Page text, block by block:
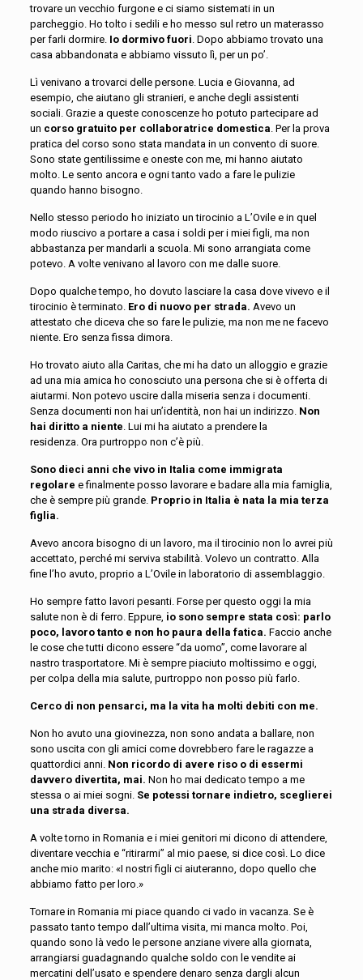
trovareun vecchio furgone e ci siamo sistemati in un
parcheggio. Ho tolto i sedili e ho messo sul retro un materasso
per farli dormire. Io dormivo fuori. Dopo abbiamo trovato una
casa abbandonata e abbiamo vissuto lì, per un po’.
Lì venivano a trovarci delle persone. Lucia e Giovanna, ad
esempio, che aiutano gli stranieri, e anche degli assistenti
sociali. Grazie a queste conoscenze ho potuto partecipare ad
un corso gratuito per collaboratrice domestica. Per la prova
pratica del corso sono stata mandata in un convento di suore.
Sono state gentilissime e oneste con me, mi hanno aiutato
molto. Le sento ancora e ogni tanto vado a fare le pulizie
quando hanno bisogno.
Nello stesso periodo ho iniziato un tirocinio a L’Ovile e in quel
modo riuscivo a portare a casa i soldi per i miei figli, ma non
abbastanza per mandarli a scuola. Mi sono arrangiata come
potevo. A volte venivano al lavoro con medalle suore.
Dopo qualche tempo, ho dovuto lasciare la casa dove vivevo e il
tirocinio è terminato. Ero di nuovo per strada. Avevo un
attestato che diceva che so fare le pulizie, ma non me ne facevo
niente. Ero senza fissa dimora.
Ho trovato aiuto al la Caritas, che mi ha dato un alloggio e grazie
ad una mia amica ho conosciuto una persona che si è offerta di
aiutarmi. Non potevo uscire dalla miseria senza i documenti.
Senza documenti non hai un’identità, non hai un indirizzo. Non
hai diritto a niente. Lui mi ha aiutato a prendere la
residenza. Ora purtroppo non c’è più.
Sono dieci anni che vivo in Italia come immigrata
regolare e finalmente posso lavorare e badare alla mia famiglia,
che è sempre più grande. Proprio in Italia è nata la mia terza
figlia.
Avevo ancora bisogno di un lavoro, ma il tirocinio non lo avrei più
accettato, perché mi serviva stabilità. Volevo un contratto. Alla
fine l’ho avuto, proprio a L’Ovile in laboratorio di assemblaggio.
Ho sempre fatto lavori pesanti. Forse per questo oggi la mia
salute non è di ferro. Eppure, io sono sempre stata così: parlo
poco, lavoro tanto e non ho paura della fatica. Faccio anche
le cose che tutti dicono essere “da uomo”, come lavorare al
nastro trasportatore. Mi è sempre piaciuto moltissimo e oggi,
per colpa della mia salute, purtroppo non posso più farlo.
Cerco di non pensarci, ma la vita ha molti debiti con me.
Non ho avuto una giovinezza, non sono andata a ballare, non
sono uscita con gli amici come dovrebbero fare le ragazze a
quattordici anni. Non ricordo di avere riso o di essermi
davvero divertita, mai. Non ho mai dedicato tempo a me
stessa o ai miei sogni. Se potessi tornare indietro, sceglierei
una strada diversa.
Avolte torno in Romania e i miei genitori mi dicono di attendere,
diventare vecchia e “ritirarmi” al mio paese, si dice così. Lo dice
anche mio marito: «I nostri figli ci aiuteranno, dopo quello che
abbiamo fatto per loro.»
Tornare in Romania mi piace quando ci vado in vacanza. Se è
passato tanto tempo dall’ultima visita, mi manca molto. Poi,
quando sono là vedo le persone anziane vivere alla giornata,
arrangiarsi guadagnando qualche soldo con le vendite ai
mercatini dell’usato e spendere denaro senza dargli alcun